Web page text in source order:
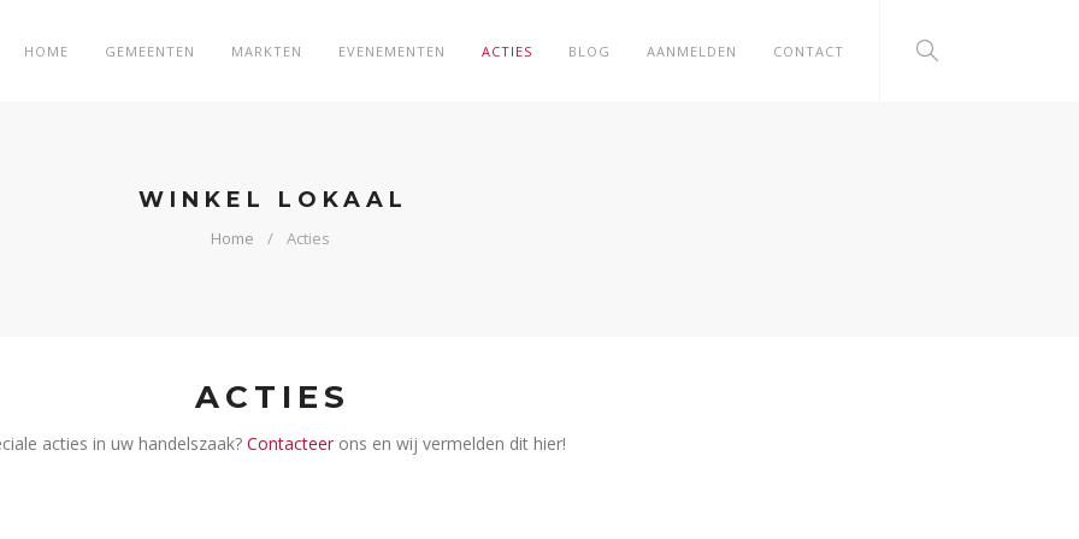
HOME GEMEENTEN MARKTEN EVENEMENTEN ACTIES BLOG AANMELDEN CONTACT
WINKEL LOKAAL
Home Acties
ACTIES
acties in uw handelszaak? Contacteer ons en wij vermelden dit hier!